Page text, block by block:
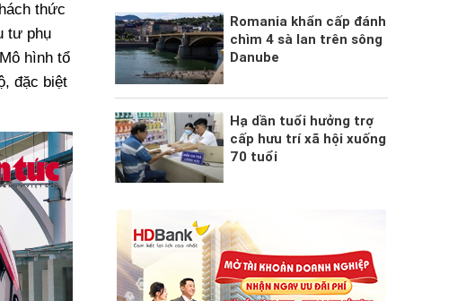
thức
tư phụ
hình tổ
đặc biệt
Romania khẩn cấp đánh
chìm 4 sà lan trên sông
Danube
Hạ dần tuổi hưởng trợ
cấp hưu trí xã hội xuống
70 tuổi